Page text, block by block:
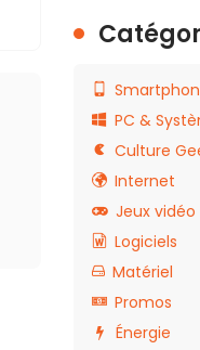
PC &
Culture
Internet
Jeux vidéo
Logiciels
Matériel
Promos
Énergie